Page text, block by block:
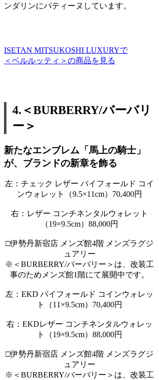
ンダリンにパティーヌしています。
ISETAN MITSUKOSHI LUXURYで
＜ベルルッティ＞の商品を見る
4.＜BURBERRY/バーバリ
ー＞
新たなエンブレム「馬上の騎士」
が、ブランドの新章を飾る
左：チェック レザー バイフォールド コイ
ンウォレット（9.5×11cm）70,400円
右：レザー コンチネンタルウォレット
（19×9.5cm）88,000円
□伊勢丹新宿店 メンズ館4階 メンズラグジ
ュアリー
※＜BURBERRY/バーバリー＞は、改装工
事のためメンズ館1階にて展開中です。
左：EKD バイフォールド コインウォレッ
ト（11×9.5cm）70,400円
右：EKDレザー コンチネンタルウォレッ
ト（19×9.5cm）88,000円
□伊勢丹新宿店 メンズ館4階 メンズラグジ
ュアリー
※＜BURBERRY/バーバリー＞は、改装工